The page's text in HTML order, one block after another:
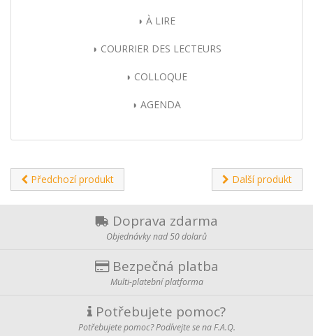
◗ À LIRE
◗ COURRIER DES LECTEURS
◗ COLLOQUE
◗ AGENDA
Předchozí produkt Další produkt
Doprava zdarma
Objednávky nad 50 dolarů
Bezpečná platba
Multi-platební platforma
Potřebujete pomoc?
Potřebujete pomoc? Podívejte se na F.A.Q.